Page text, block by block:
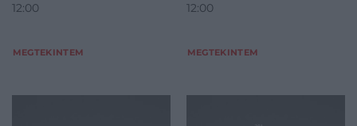
12:00
MEGTEKINTEM
12:00
MEGTEKINTEM